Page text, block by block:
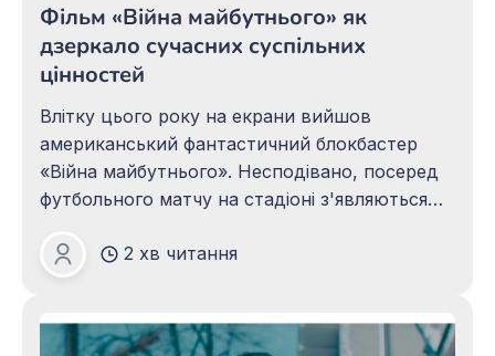
Фільм «Війна майбутнього» як
дзеркало сучасних суспільних
цінностей
Влітку цього року на екрани вийшов
американський фантастичний блокбастер
«Війна майбутнього». Несподівано, посеред
футбольного матчу на стадіоні з'являються
їм у війні з інопланетними прибульцями, бо
справи їх погані і людству загрожує
допомогти своїм нащадкам і вирушають на
Микола СИНКОВ
2 хв читання